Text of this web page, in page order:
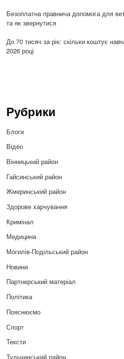
Безоплатна правнича допомога для
та як звернутися
До 70 тисяч за рік: скільки коштує
2026 році
Рубрики
Блоги
Відео
Вінницький район
Гайсинський район
Жмеринський район
Здорове харчування
Кримінал
Медицина
Могилів-Подільський район
Новини
Партнерський матеріал
Політика
Пояснюємо
Спорт
Тексти
Тульчинський район